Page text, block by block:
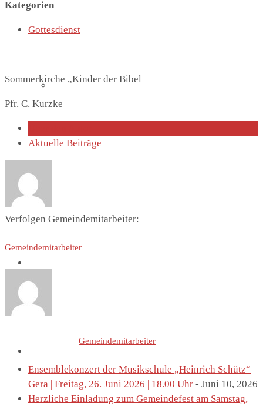
Lutherhaus
Kategorien
Gottesdienst
Sommerkirche „Kinder der Bibel
Pfr. C. Kurzke
Aktuelle Beiträge
Verfolgen Gemeindemitarbeiter:
Gemeindemitarbeiter
Gemeindemitarbeiter
Ensemblekonzert der Musikschule „Heinrich Schütz“
Gera | Freitag, 26. Juni 2026 | 18.00 Uhr - Juni 10, 2026
Herzliche Einladung zum Gemeindefest am Samstag,